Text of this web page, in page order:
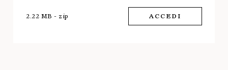
2.22 MB - zip ACCEDI